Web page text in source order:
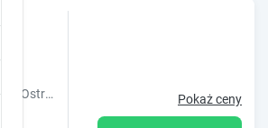
Zapraszamy do agroturystyki U Piotra usytuowanej w malowniczym Ostrowie nad Zatoką Paproć z bezpośrednim dostępem do Jeziora Powidzkiego. Pokaż ceny